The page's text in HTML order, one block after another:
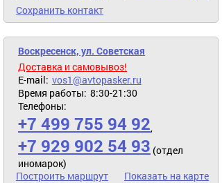
Сохранить контакт
Воскресенск, ул. Советская
Доставка и самовывоз!
E-mail: vos1@avtopasker.ru
Время работы: 8:30-21:30
Телефоны:
+7 499 755 94 92,
+7 929 902 54 93 (отдел
иномарок)
Построить маршрут
Показать на карте